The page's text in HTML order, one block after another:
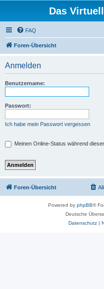
Das
FAQ
Foren-Übersicht
Anmelden
Benutzername:
Passwort:
Ich habe mein Passwort vergessen
Meinen Online-Status während
Foren-Übersicht
Powered by phpBB®
Deutsche
Datenschutz|